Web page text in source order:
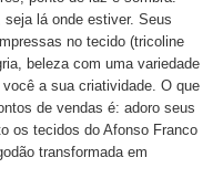
lá onde estiver. Seus
no tecido (tricoline
beleza com uma variedade
a sua criatividade. O que
de vendas é: adoro seus
os tecidos do Afonso Franco
transformada em